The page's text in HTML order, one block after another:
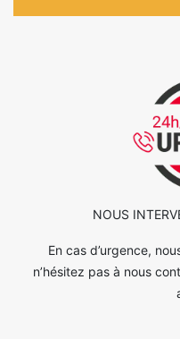
NOUS
En cas d’urgence,
n’hésitez pas à nous